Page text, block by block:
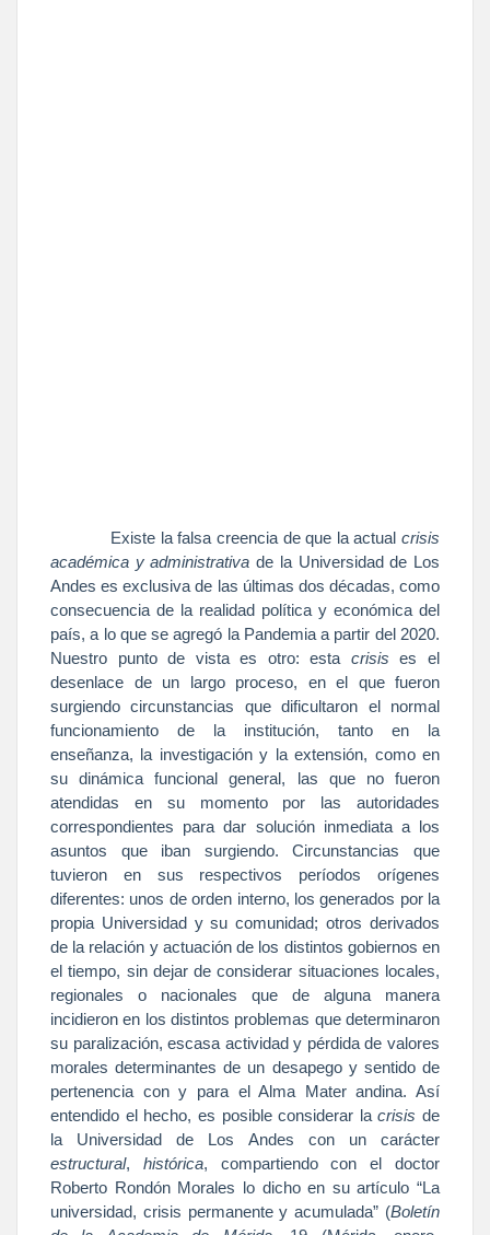
Existe la falsa creencia de que la actual crisis
académica y administrativa de la Universidad de Los
Andes es exclusiva de las últimas dos décadas, como
consecuencia de la realidad política y económica del
país, a lo que se agregó la Pandemiaa partir del 2020.
Nuestro punto de vista es otro: esta crisis es el
desenlace de un largo proceso, en el que fueron
surgiendo circunstancias que dificultaron el normal
funcionamiento de la institución, tanto en la
enseñanza, la investigación y la extensión, como en
su dinámica funcional general, las que no fueron
atendidas en su momento por las autoridades
correspondientes para dar solución inmediata a los
asuntos que iban surgiendo. Circunstancias que
tuvieron en sus respectivos períodos orígenes
diferentes: unos de orden interno, los generados por la
propia Universidad y su comunidad; otros derivados
de la relación y actuación de los distintos gobiernos en
el tiempo, sin dejar de considerar situaciones locales,
regionales o nacionales que de alguna manera
incidieron en los distintos problemas que determinaron
su paralización, escasa actividad y pérdida de valores
morales determinantes de un desapego y sentido de
pertenencia con y para el Alma Mater andina. Así
entendido el hecho, es posible considerar lacrisis de
la Universidad
de Los Andes con un carácter
estructural, histórica, compartiendo con el doctor
Roberto Rondón Morales lo dicho en su artículo “La
universidad, crisis permanente y acumulada” (Boletín